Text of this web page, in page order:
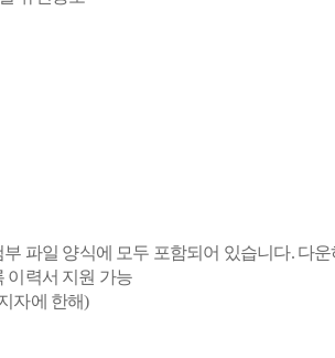
부 파일 양식에 모두 포함되어 있습니다. 다
이력서 지원 가능
자에 한해)